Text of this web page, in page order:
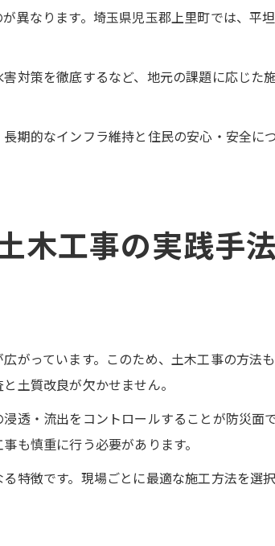
異なります。埼玉県児玉郡上里町では、平
対策を徹底するなど、地元の課題に応じた
期的なインフラ維持と住民の安心・安全に
木工事の実践手法
がっています。このため、土木工事の方法
土質改良が欠かせません。
透・流出をコントロールすることが防災面
も慎重に行う必要があります。
特徴です。現場ごとに最適な施工方法を選